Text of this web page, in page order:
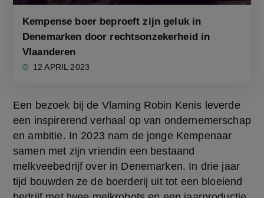
Kempense boer beproeft zijn geluk in
Denemarken door rechtsonzekerheid in
Vlaanderen
12 APRIL 2023
Een bezoek bij de Vlaming Robin Kenis leverde
een inspirerend verhaal op van ondernemerschap
en ambitie. In 2023 nam de jonge Kempenaar
samen met zijn vriendin een bestaand
melkveebedrijf over in Denemarken. In drie jaar
tijd bouwden ze de boerderij uit tot een bloeiend